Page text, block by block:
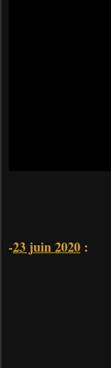
-23 juin 2020 :